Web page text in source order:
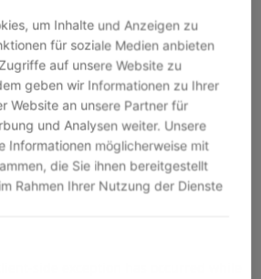
um Inhalte und Anzeigen zu
für soziale Medien anbieten
auf unsere Website zu
geben wir Informationen zu Ihrer
Website an unsere Partner für
und Analysen weiter. Unsere
Informationen möglicherweise mit
die Sie ihnen bereitgestellt
Rahmen Ihrer Nutzung der Dienste